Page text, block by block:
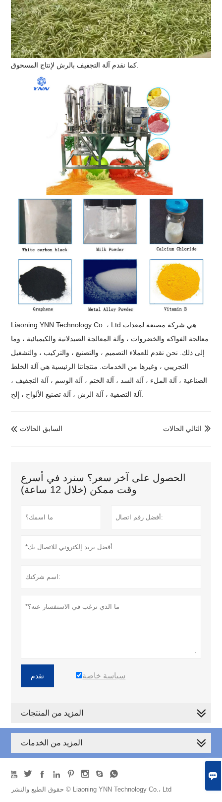

Liaoning YNN Technology Co. ، Ltd هي شركة مصنعة لمعدات
معالجة الفواكه والخضروات ، وآلة المعالجة الصيدلانية والكيميائية ، وما
إلى ذلك. نحن نقدم للعملاء التصميم ، والتصنيع ، والتركيب ، والتشغيل
التجريبي ، وغيرها من الخدمات. منتجاتنا الرئيسية هي آلة الخلط
الصناعية ، آلة الملء ، آلة السد ، آلة الختم ، آلة الوسم ، آلة التجفيف ،
آلة التصفية ، آلة الرش ، آلة تصنيع الألواح ، إلخ.
 السابق الحالات  التالي الحالات
الحصول على آخر سعر؟ سنرد في أسرع
وقت ممكن (خلال 12 ساعة)
تقدم سياسة خاصة
المزيد من المنتجات
المزيد من الخدمات
       
حقوق الطبع والنشر © Liaoning YNN Technology Co.، Ltd